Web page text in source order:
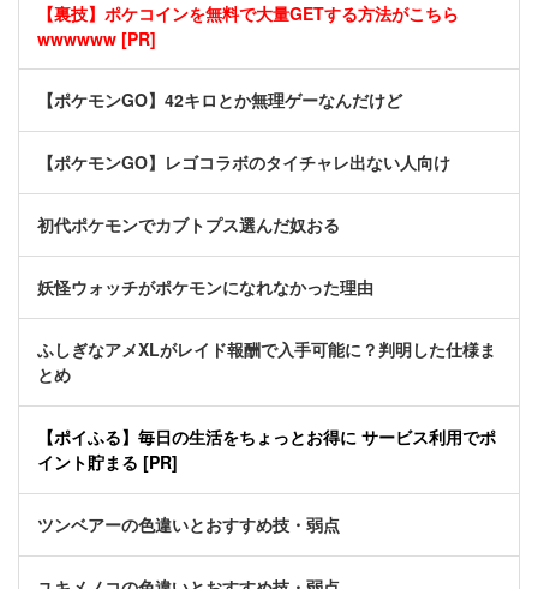
【裏技】ポケコインを無料で大量GETする方法がこちら
wwwwww [PR]
【ポケモンGO】42キロとか無理ゲーなんだけど
【ポケモンGO】レゴコラボのタイチャレ出ない人向け
初代ポケモンでカブトプス選んだ奴おる
妖怪ウォッチがポケモンになれなかった理由
ふしぎなアメXLがレイド報酬で入手可能に？判明した仕様ま
とめ
【ポイふる】毎日の生活をちょっとお得に サービス利用でポ
イント貯まる [PR]
ツンベアーの色違いとおすすめ技・弱点